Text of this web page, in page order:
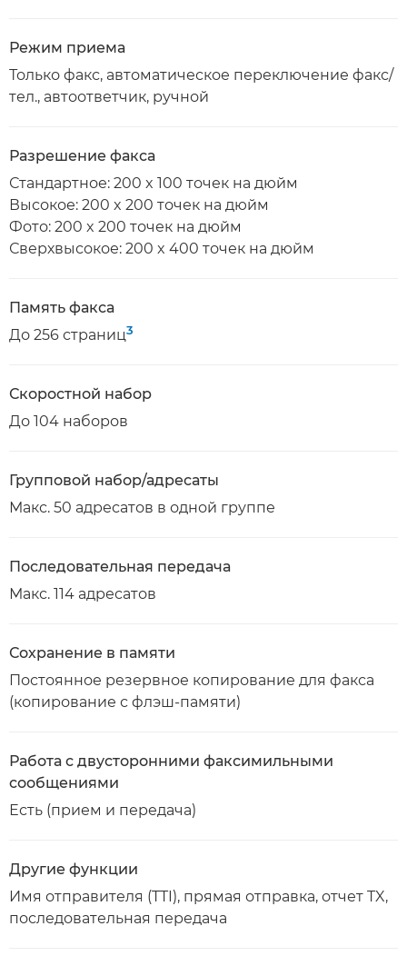
Режим приема
Только факс, автоматическое переключение факс/
тел., автоответчик, ручной
Разрешение факса
Стандартное: 200 x 100 точек на дюйм
Высокое: 200 x 200 точек на дюйм
Фото: 200 x 200 точек на дюйм
Сверхвысокое: 200 x 400 точек на дюйм
Память факса
До 256 страниц3
Скоростной набор
До 104 наборов
Групповой набор/адресаты
Макс. 50 адресатов в одной группе
Последовательная передача
Макс. 114 адресатов
Сохранение в памяти
Постоянное резервное копирование для факса
(копирование с флэш-памяти)
Работа с двусторонними факсимильными
сообщениями
Есть (прием и передача)
Другие функции
Имя отправителя (TTI), прямая отправка, отчет TX,
последовательная передача